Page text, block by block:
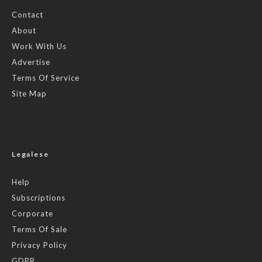
Contact
About
Work With Us
Advertise
Terms Of Service
Site Map
Legalese
Help
Subscriptions
Corporate
Terms Of Sale
Privacy Policy